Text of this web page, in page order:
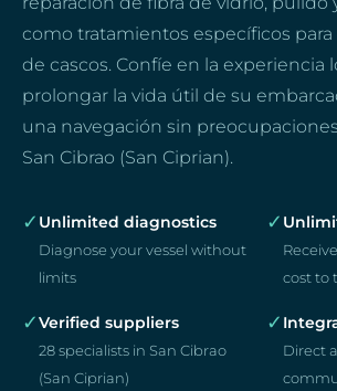
como tratamientos específicos
de cascos. Confíe en la experiencia
prolongar la vida útil de su
una navegación sin
San Cibrao (San Ciprian).
✓ Unlimited diagnostics
Diagnose your vessel without
limits
✓
cost to
✓Verified suppliers
28 specialists in San Cibrao
(San Ciprian)
✓
Direct